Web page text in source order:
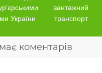
України
вантажний
транспорт
коментарів